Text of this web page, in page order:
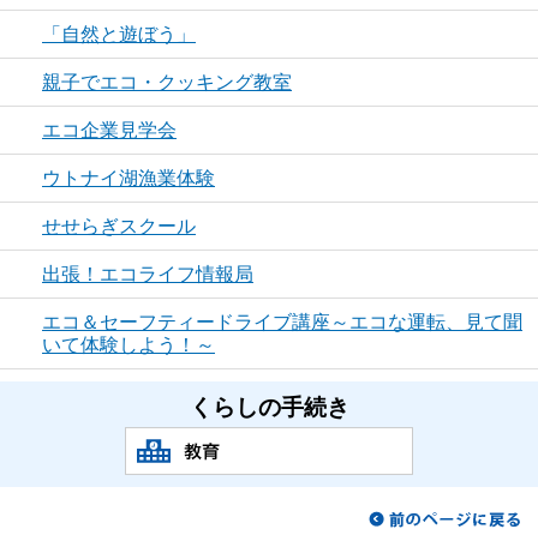
「自然と遊ぼう」
親子でエコ・クッキング教室
エコ企業見学会
ウトナイ湖漁業体験
せせらぎスクール
出張！エコライフ情報局
エコ＆セーフティードライブ講座～エコな運転、見て聞
いて体験しよう！～
くらしの手続き